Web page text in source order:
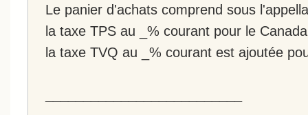
Le panier d'achats comprend sous
la taxe TPS au _% courant pour le
la taxe TVQ au _% courant est ajoutée